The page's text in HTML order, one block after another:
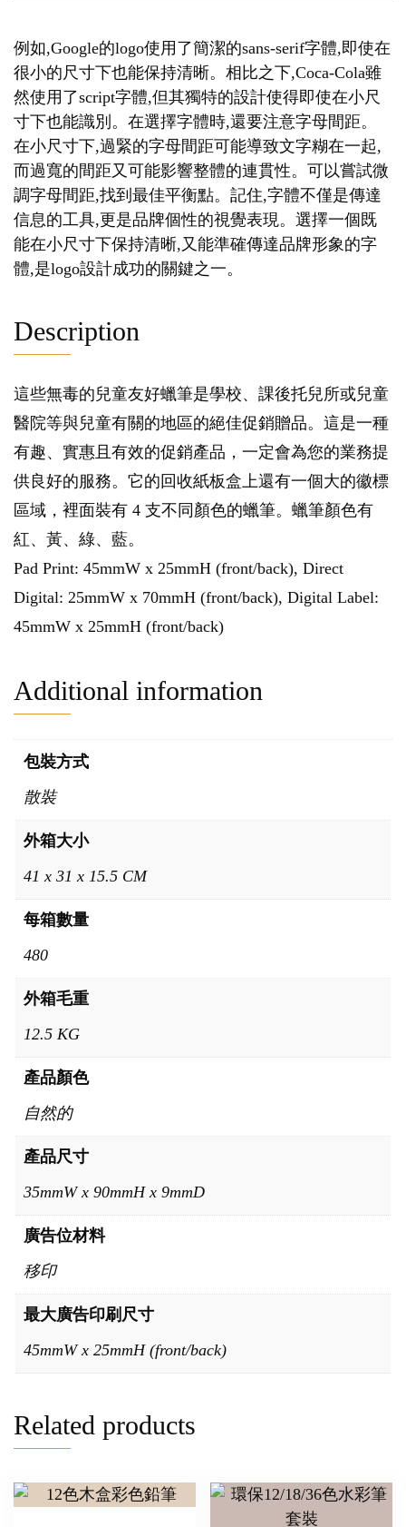
例如,Google的logo使用了簡潔的sans-serif字體,即使在
很小的尺寸下也能保持清晰。相比之下,Coca-Cola雖
然使用了script字體,但其獨特的設計使得即使在小尺
寸下也能識別。在選擇字體時,還要注意字母間距。
在小尺寸下,過緊的字母間距可能導致文字糊在一起,
而過寬的間距又可能影響整體的連貫性。可以嘗試微
調字母間距,找到最佳平衡點。記住,字體不僅是傳達
信息的工具,更是品牌個性的視覺表現。選擇一個既
能在小尺寸下保持清晰,又能準確傳達品牌形象的字
體,是logo設計成功的關鍵之一。
Description
這些無毒的兒童友好蠟筆是學校、課後托兒所或兒童
醫院等與兒童有關的地區的絕佳促銷贈品。這是一種
有趣、實惠且有效的促銷產品，一定會為您的業務提
供良好的服務。它的回收紙板盒上還有一個大的徽標
區域，裡面裝有 4 支不同顏色的蠟筆。蠟筆顏色有
紅、黃、綠、藍。
Pad Print: 45mmW x 25mmH (front/back), Direct
Digital: 25mmW x 70mmH (front/back), Digital Label:
45mmW x 25mmH (front/back)
Additional information
包裝方式
散裝
外箱大小
41 x 31 x 15.5 CM
每箱數量
480
外箱毛重
12.5 KG
產品顏色
自然的
產品尺寸
35mmW x 90mmH x 9mmD
廣告位材料
移印
最大廣告印刷尺寸
45mmW x 25mmH (front/back)
Related products